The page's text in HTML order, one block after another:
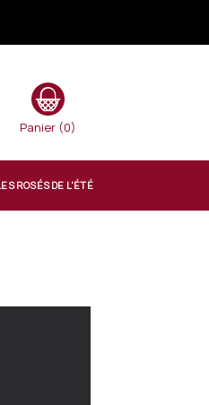
Panier (0)
LES ROSÉS DE L'ÉTÉ